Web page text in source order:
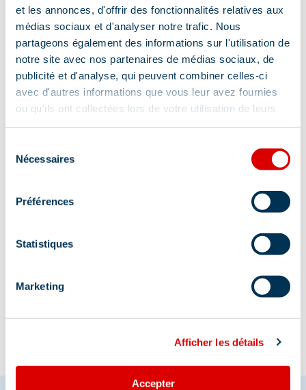
et les annonces, d'offrir des fonctionnalités relatives aux
médias sociaux et d'analyser notre trafic. Nous
partageons également des informations sur l'utilisation de
notre site avec nos partenaires de médias sociaux, de
publicité et d'analyse, qui peuvent combiner celles-ci
avec d'autres informations que vous leur avez fournies
ou qu'ils ont collectées lors de votre utilisation de leurs
Nécessaires
Préférences
Statistiques
Marketing
Afficher les détails
Accepter
Adres
Route du Chatelet, 73550 Méribel
Aanvullende info lokalisatie
Extra gratis pendelbussen om 20.50 uur vanuit
bij slecht weer geannuleerd.